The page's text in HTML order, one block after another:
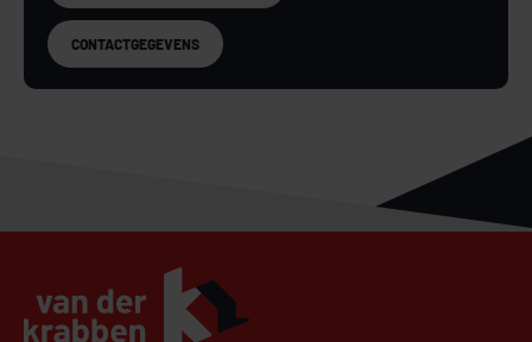
CONTACTGEGEVENS